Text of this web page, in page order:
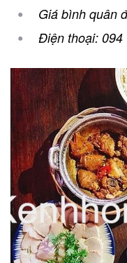
Giá bình quân
Điện thoại: 094